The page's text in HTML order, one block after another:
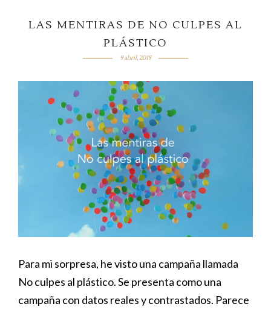
LAS MENTIRAS DE NO CULPES AL
PLÁSTICO
9 abril, 2018
Para mi sorpresa, he visto una campaña llamada
No culpes al plástico. Se presenta como una
campaña con datos reales y contrastados. Parece